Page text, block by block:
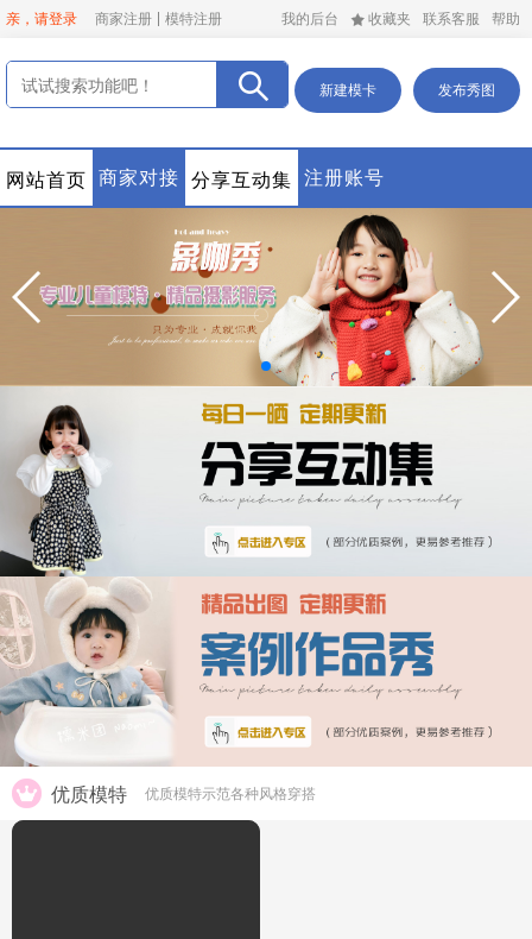
亲，请登录 商家注册 模特注册 我的后台 收藏夹 联系客服 帮助
新建模卡 发布秀图
网站首页 商家对接 分享互动集 注册账号
优质模特 优质模特示范各种风格穿搭